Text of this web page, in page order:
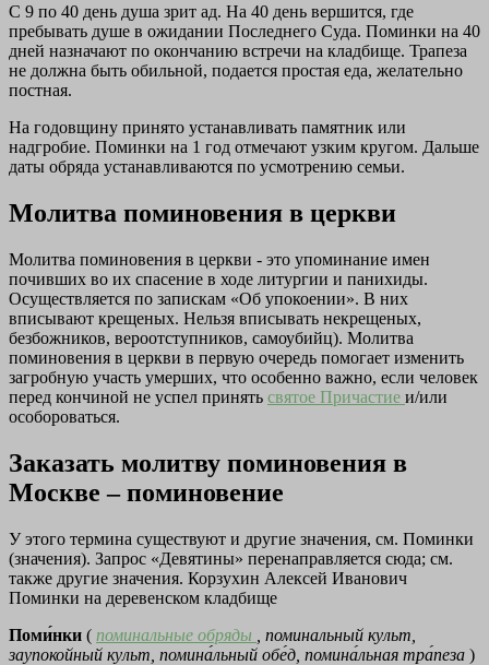
С 9 по 40 день душа зрит ад. На 40 день вершится, где
пребывать душе в ожидании Последнего Суда. Поминки на 40
дней назначают по окончанию встречи на кладбище. Трапеза
не должна быть обильной, подается простая еда, желательно
постная.
На годовщину принято устанавливать памятник или
надгробие. Поминки на 1 год отмечают узким кругом. Дальше
даты обряда устанавливаются по усмотрению семьи.
Молитва поминовения в церкви
Молитва поминовения в церкви - это упоминание имен
почивших во их спасение в ходе литургии и панихиды.
Осуществляется по запискам «Об упокоении». В них
вписывают крещеных. Нельзя вписывать некрещеных,
безбожников, вероотступников, самоубийц). Молитва
поминовения в церкви в первую очередь помогает изменить
загробную участь умерших, что особенно важно, если человек
перед кончиной не успел принять святое Причастие и/или
особороваться.
Заказать молитву поминовения в
Москве – поминовение
У этого термина существуют и другие значения, см. Поминки
(значения). Запрос «Девятины» перенаправляется сюда; см.
также другие значения. Корзухин Алексей Иванович
Поминки на деревенском кладбище
Поми́нки ( поминальные обряды
, поминальный культ,
заупокойный культ, помина́льный обе́д, помина́льная тра́пеза )